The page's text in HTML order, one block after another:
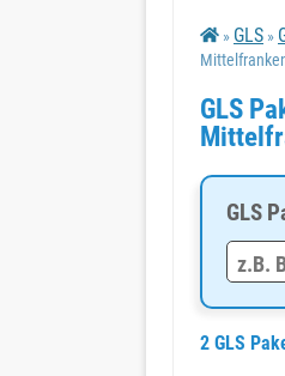
» GLS »
GLS
GLS
2 GLS